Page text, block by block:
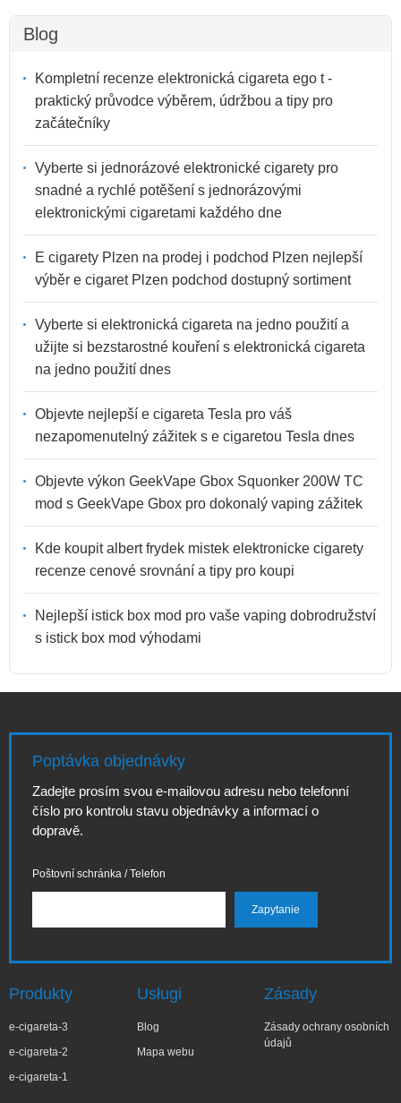
Blog
Kompletní recenze elektronická cigareta ego t -
praktický průvodce výběrem, údržbou a tipy pro
začátečníky
Vyberte si jednorázové elektronické cigarety pro
snadné a rychlé potěšení s jednorázovými
elektronickými cigaretami každého dne
E cigarety Plzen na prodej i podchod Plzen nejlepší
výběr e cigaret Plzen podchod dostupný sortiment
Vyberte si elektronická cigareta na jedno použití a
užijte si bezstarostné kouření s elektronická cigareta
na jedno použití dnes
Objevte nejlepší e cigareta Tesla pro váš
nezapomenutelný zážitek s e cigaretou Tesla dnes
Objevte výkon GeekVape Gbox Squonker 200W TC
mod s GeekVape Gbox pro dokonalý vaping zážitek
Kde koupit albert frydek mistek elektronicke cigarety
recenze cenové srovnání a tipy pro koupi
Nejlepší istick box mod pro vaše vaping dobrodružství
s istick box mod výhodami
Poptávka objednávky
Zadejte prosím svou e-mailovou adresu nebo telefonní
číslo pro kontrolu stavu objednávky a informací o
dopravě.
Poštovní schránka / Telefon
Produkty
e-cigareta-3
e-cigareta-2
e-cigareta-1
Usługi
Blog
Mapa webu
Zásady
Zásady ochrany osobních
údajů